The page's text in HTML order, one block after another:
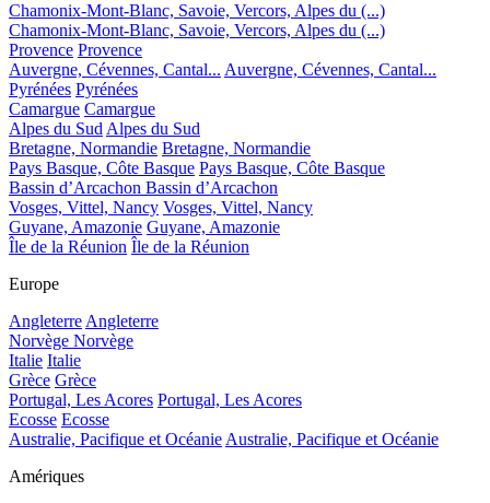
Chamonix-Mont-Blanc, Savoie, Vercors, Alpes du (...)
Chamonix-Mont-Blanc, Savoie, Vercors, Alpes du (...)
Provence Provence
Auvergne, Cévennes, Cantal... Auvergne, Cévennes, Cantal...
Pyrénées Pyrénées
Camargue Camargue
Alpes du SudAlpes du Sud
Bretagne, Normandie Bretagne, Normandie
Pays Basque, Côte Basque Pays Basque, Côte Basque
Bassin d’Arcachon Bassin d’Arcachon
Vosges, Vittel, Nancy Vosges, Vittel, Nancy
Guyane, Amazonie Guyane, Amazonie
Île de la Réunion Île de la Réunion
Europe
AngleterreAngleterre
Norvège Norvège
Italie Italie
Grèce Grèce
Portugal, Les Acores Portugal, Les Acores
Ecosse Ecosse
Australie, Pacifique et OcéanieAustralie, Pacifique et Océanie
Amériques